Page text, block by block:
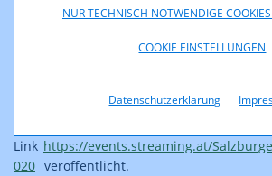
NUR TECHNISCH NOTWENDIGE
COOKIE EINSTELLUNGEN
Datenschutzerklärung
Das 21. Salzburger Telekom Forum fand
Link https://events.streaming.at/
020 veröffentlicht.